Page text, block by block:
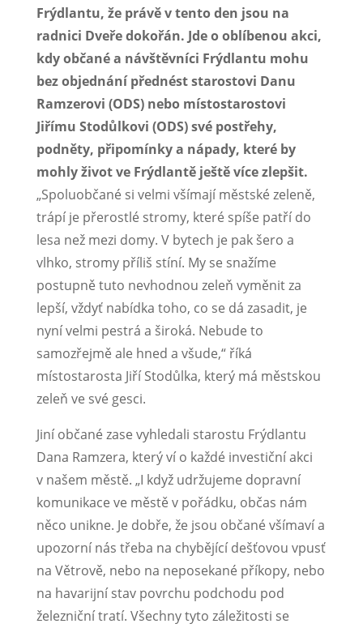
Frýdlantu, že právě v tento den jsou na
radnici Dveře dokořán. Jde o oblíbenou akci,
kdy občané a návštěvníci Frýdlantu mohu
bez objednání přednést starostovi Danu
Ramzerovi (ODS) nebo místostarostovi
Jiřímu Stodůlkovi (ODS) své postřehy,
podněty, připomínky a nápady, které by
mohly život ve Frýdlantě ještě více zlepšit.
„Spoluobčané si velmi všímají městské zeleně,
trápí je přerostlé stromy, které spíše patří do
lesa než mezi domy. V bytech je pak šero a
vlhko, stromy příliš stíní. My se snažíme
postupně tuto nevhodnou zeleň vyměnit za
lepší, vždyť nabídka toho, co se dá zasadit, je
nyní velmi pestrá a široká. Nebude to
samozřejmě ale hned a všude,“ říká
místostarosta Jiří Stodůlka, který má městskou
zeleň ve své gesci.
Jiní občané zase vyhledali starostu Frýdlantu
Dana Ramzera, který ví o každé investiční akci
v našem městě. „I když udržujeme dopravní
komunikace ve městě v pořádku, občas nám
něco unikne. Je dobře, že jsou občané všímaví a
upozorní nás třeba na chybějící dešťovou vpusť
na Větrově, nebo na neposekané příkopy, nebo
na havarijní stav povrchu podchodu pod
železniční tratí. Všechny tyto záležitosti se